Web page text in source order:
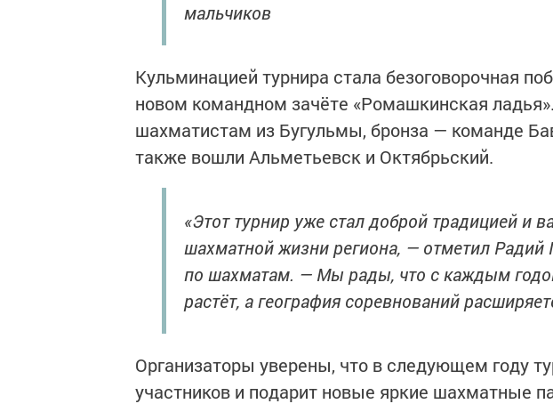
мальчиков
Кульминацией турнира стала безоговорочная
новом командном зачёте «Ромашкинская
шахматистам из Бугульмы, бронза — команде
также вошли Альметьевск и Октябрьский.
«Этот турнир уже стал доброй традицией и
шахматной жизни региона, — отметил
по шахматам. — Мы рады, что с каждым
растёт, а география соревнований
Организаторы уверены, что в следующем году
участников и подарит новые яркие шахматные